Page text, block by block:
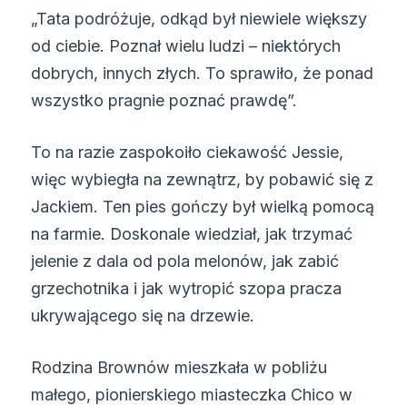
„Tata podróżuje, odkąd był niewiele większy
od ciebie. Poznał wielu ludzi – niektórych
dobrych, innych złych. To sprawiło, że ponad
wszystko pragnie poznać prawdę”.
To na razie zaspokoiło ciekawość Jessie,
więc wybiegła na zewnątrz, by pobawić się z
Jackiem. Ten pies gończy był wielką pomocą
na farmie. Doskonale wiedział, jak trzymać
jelenie z dala od pola melonów, jak zabić
grzechotnika i jak wytropić szopa pracza
ukrywającego się na drzewie.
Rodzina Brownów mieszkała w pobliżu
małego, pionierskiego miasteczka Chico w